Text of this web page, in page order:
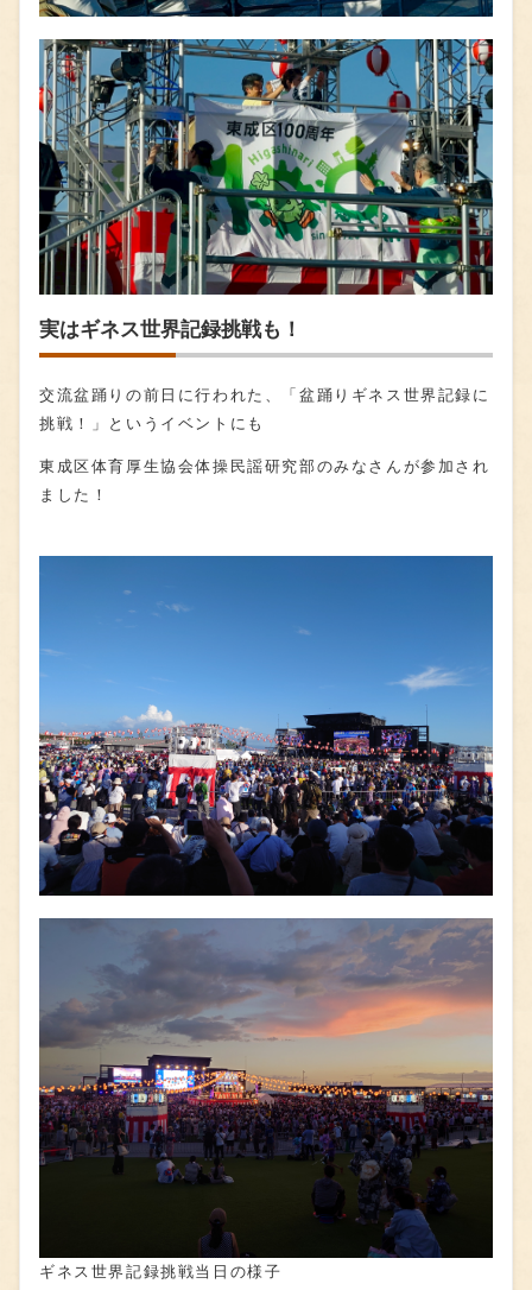
実はギネス世界記録挑戦も！
交流盆踊りの前日に行われた、「盆踊りギネス世界記録に
挑戦！」というイベントにも
東成区体育厚生協会体操民謡研究部のみなさんが参加され
ました！
ギネス世界記録挑戦当日の様子